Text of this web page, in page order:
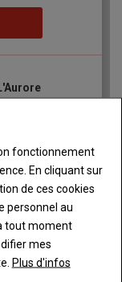
au format
à la
fonctionnement
En cliquant sur
de ces cookies
personnel au
tout moment
mes
Plus d'infos